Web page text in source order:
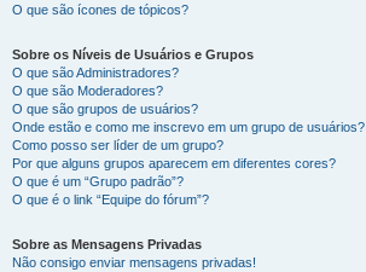
O que são ícones de tópicos?
Sobre os Níveis de Usuários e Grupos
O que são Administradores?
O que são Moderadores?
O que são grupos de usuários?
Onde estão e como me inscrevo em um grupo de usuários?
Como posso ser líder de um grupo?
Por que alguns grupos aparecem em diferentes cores?
O que é um “Grupo padrão”?
O que é o link “Equipe do fórum”?
Sobre as Mensagens Privadas
Não consigo enviar mensagens privadas!